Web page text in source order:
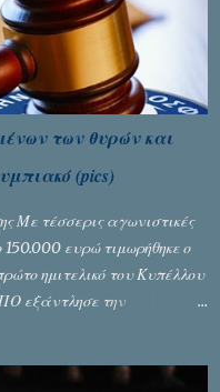
των θυρών και
(pics)
Με τέσσερις αγωνιστικές
ευρώ τιμωρήθηκε ο
ημιτελικό του Κυπέλλου
εξάντλησε την
κάτι τέτοιο δεν ήταν